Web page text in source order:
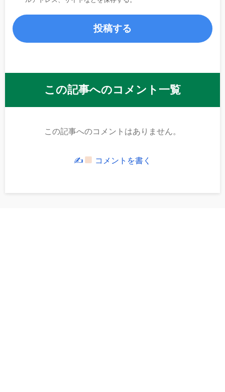
この記事へのコメント一覧
この記事へのコメントはありません。
✍ コメントを書く